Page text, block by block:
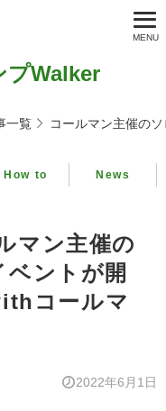
プWalker
一覧 コールマン主催の
How to News
マン主催の
ベントが開
コールマ
2022年6月1日